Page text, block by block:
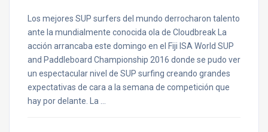
Los mejores SUP surfers del mundo derrocharon talento
ante la mundialmente conocida ola de Cloudbreak La
acción arrancaba este domingo en el Fiji ISA World SUP
and Paddleboard Championship 2016 donde se pudo ver
un espectacular nivel de SUP surfing creando grandes
expectativas de cara a la semana de competición que
hay por delante. La …